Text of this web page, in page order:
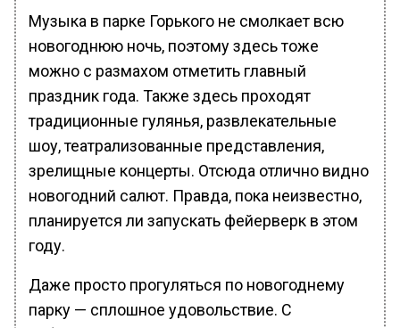
Музыка в парке Горького не смолкает всю
новогоднюю ночь, поэтому здесь тоже
можно с размахом отметить главный
праздник года. Также здесь проходят
традиционные гулянья, развлекательные
шоу, театрализованные представления,
зрелищные концерты. Отсюда отлично видно
новогодний салют. Правда, пока неизвестно,
планируется ли запускать фейерверк в этом
году.
Даже просто прогуляться по новогоднему
парку — сплошное удовольствие. С